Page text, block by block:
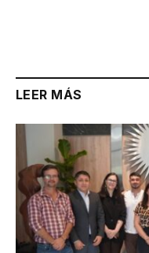
LEER MÁS